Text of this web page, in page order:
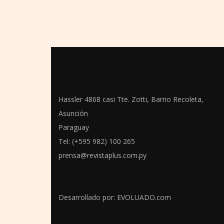
Hassler 4868 casi Tte. Zotti, Barrio Recoleta,
Asunción
Paraguay
Tel: (+595 982) 100 265
prensa@revistaplus.com.py
Desarrollado por: EVOLUADO.com